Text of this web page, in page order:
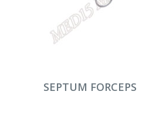
DEVAMINI OKU
SEPTUM FORCEPS